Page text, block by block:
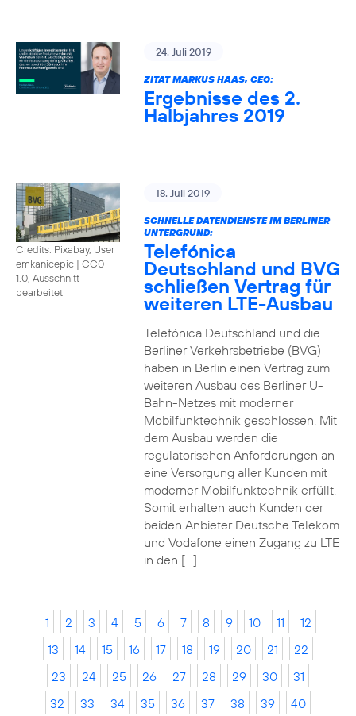
24. Juli 2019
ZITAT MARKUS HAAS, CEO:
Ergebnisse des 2.
Halbjahres 2019
Credits: Pixabay, User
emkanicepic | CC0
1.0, Ausschnitt
bearbeitet
18. Juli 2019
SCHNELLE DATENDIENSTE IM BERLINER
UNTERGRUND:
Telefónica
Deutschland und BVG
schließen Vertrag für
weiteren LTE-Ausbau
Telefónica Deutschland und die
Berliner Verkehrsbetriebe (BVG)
haben in Berlin einen Vertrag zum
weiteren Ausbau des Berliner U-
Bahn-Netzes mit moderner
Mobilfunktechnik geschlossen. Mit
dem Ausbau werden die
regulatorischen Anforderungen an
eine Versorgung aller Kunden mit
moderner Mobilfunktechnik erfüllt.
Somit erhalten auch Kunden der
beiden Anbieter Deutsche Telekom
und Vodafone einen Zugang zu LTE
in den […]
1 2 3 4 5 6 7 8 9 10 11
12
13
14 15 16 17 18 19 20 21
22
23
24 25 26 27 28 29 30
31
32
33 34 35 36 37 38 39
40